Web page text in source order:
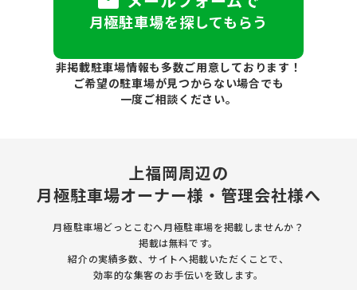
月極駐車場を探してもらう
非掲載駐車場情報も多数ご用意しております！
ご希望の駐車場が見つからない場合でも
一度ご相談ください。
上福岡周辺の
月極駐車場オーナー様・管理会社様へ
月極駐車場どっとこむへ月極駐車場を掲載しませんか？
掲載は無料です。
紹介の実績多数、サイトへ掲載いただくことで、
効率的な集客のお手伝いを致します。